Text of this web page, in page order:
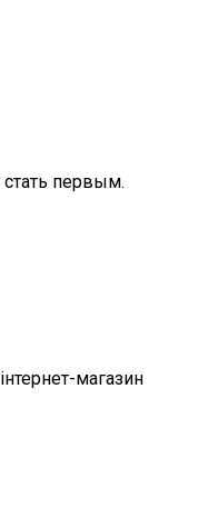
первым.
магазин